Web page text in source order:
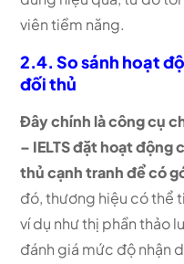
viên tiềm năng.
2.4. So sánh hoạt
đối thủ
Đây chính là công cụ
– IELTS đặt hoạt động
thủ cạnh tranh để có
đó, thương hiệu có thể
ví dụ như thị phần thảo
đánh giá mức độ nhận